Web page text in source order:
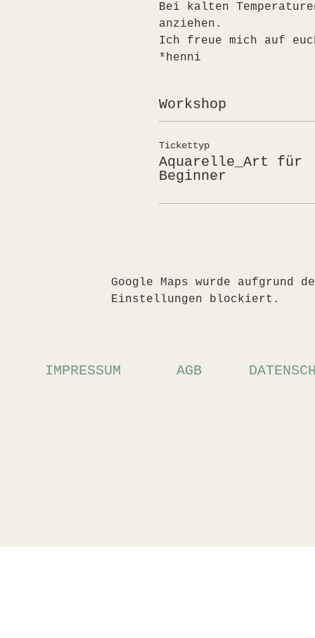
Bei kalten
anziehen.
Ich freue mich auf
*henni
Workshop
Tickettyp
Aquarelle_Art für
Beginner
Google Maps wurde
Einstellungen blockiert.
IMPRESSUM AGB